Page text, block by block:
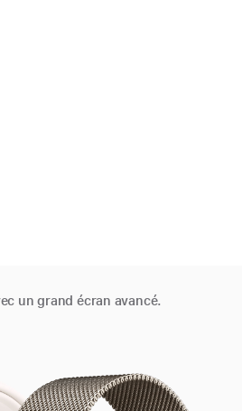
un grand écran avancé.